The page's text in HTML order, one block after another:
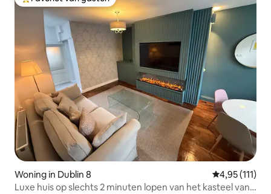
Topfavoriet van gasten
Woning in Dublin 8 Gemiddelde
4,95 (111)
Luxe huis op slechts 2 minuten lopen van het kasteel van